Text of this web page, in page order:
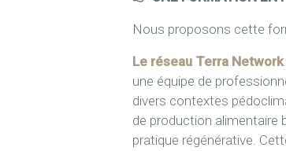
Nous proposons cette
Le réseau Terra Network
une équipe de
divers contextes
de production alimentaire
pratique régénérative.